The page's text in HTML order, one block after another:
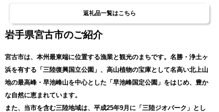
返礼品一覧はこちら
岩手県宮古市のご紹介
宮古市は、本州最東端に位置する漁業と観光のまちです。名勝・浄土ヶ
浜を有する「三陸復興国立公園」、高山植物の宝庫として名高い北上山
地の最高峰・早池峰山を中心とした「早池峰国定公園」をはじめ、豊か
な自然に恵まれています。
また、当市を含む三陸地域は、平成25年9月に「三陸ジオパーク」とし